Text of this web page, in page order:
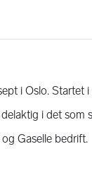
i Oslo. Startet
i det som
Gaselle bedrift.